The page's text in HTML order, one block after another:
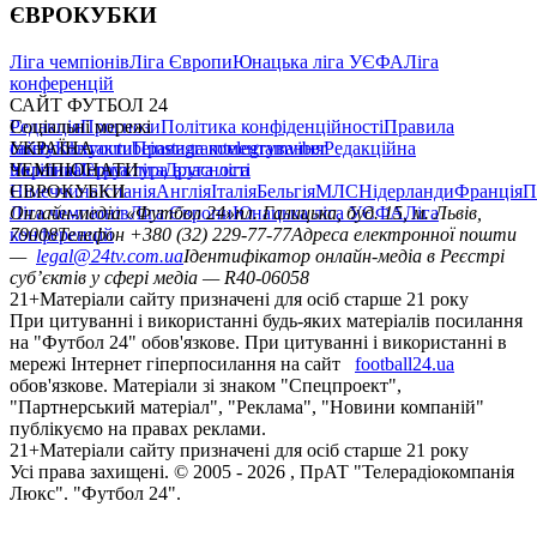
ЄВРОКУБКИ
Ліга чемпіонівЛіга ЄвропиЮнацька ліга УЄФАЛіга
конференцій
САЙТ ФУТБОЛ 24
РедакціяПрогнозиПолітика конфіденційностіПравила
сайтуКонтактиПравила коментуванняРедакційна
політикаСтруктура власності
Соціальні мережі
facebookxyoutubeinstagramtelegramviber
УКРАЇНА
УкраїнаПерша лігаДруга ліга
ЧЕМПІОНАТИ
НімеччинаІспаніяАнгліяІталіяБельгіяМЛСНідерландиФранція
ЄВРОКУБКИ
Ліга чемпіонівЛіга ЄвропиЮнацька ліга УЄФАЛіга
конференцій
Онлайн-медіа «Футбол 24»пл. Галицька, буд. 15, м. Львів,
79008Телефон +380 (32) 229-77-77Адреса електронної пошти
— legal@24tv.com.uaІдентифікатор онлайн-медіа в Реєстрі
суб’єктів у сфері медіа — R40-06058
21+Матеріали сайту призначені для осіб старше 21 року
При цитуванні і використанні будь-яких матеріалів посилання
на "Футбол 24" обов'язкове. При цитуванні і використанні в
мережі Інтернет гіперпосилання на сайт
football24.ua
обов'язкове. Матеріали зі знаком "Спецпроект",
"Партнерський матеріал", "Реклама", "Новини компаній"
публікуємо на правах реклами.
21+Матеріали сайту призначені для осіб старше 21 року
Усi права захищенi. © 2005 - 2026 , ПрАТ "Телерадіокомпанія
Люкс". "Футбол 24".